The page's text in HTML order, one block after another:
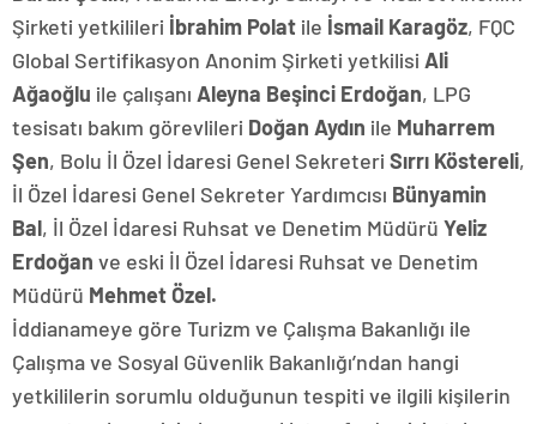
Şirketi yetkilileri İbrahim Polat ile İsmail Karagöz, FQC
Global Sertifikasyon Anonim Şirketi yetkilisi Ali
Ağaoğlu ile çalışanı Aleyna Beşinci Erdoğan, LPG
tesisatı bakım görevlileri Doğan Aydın ile Muharrem
Şen, Bolu İl Özel İdaresi Genel Sekreteri Sırrı Köstereli,
İl Özel İdaresi Genel Sekreter Yardımcısı Bünyamin
Bal, İl Özel İdaresi Ruhsat ve Denetim Müdürü Yeliz
Erdoğan ve eski İl Özel İdaresi Ruhsat ve Denetim
Müdürü Mehmet Özel.
İddianameye göre Turizm ve Çalışma Bakanlığı ile
Çalışma ve Sosyal Güvenlik Bakanlığı’ndan hangi
yetkililerin sorumlu olduğunun tespiti ve ilgili kişilerin